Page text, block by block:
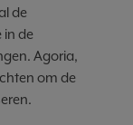
de
in de
Agoria,
om de